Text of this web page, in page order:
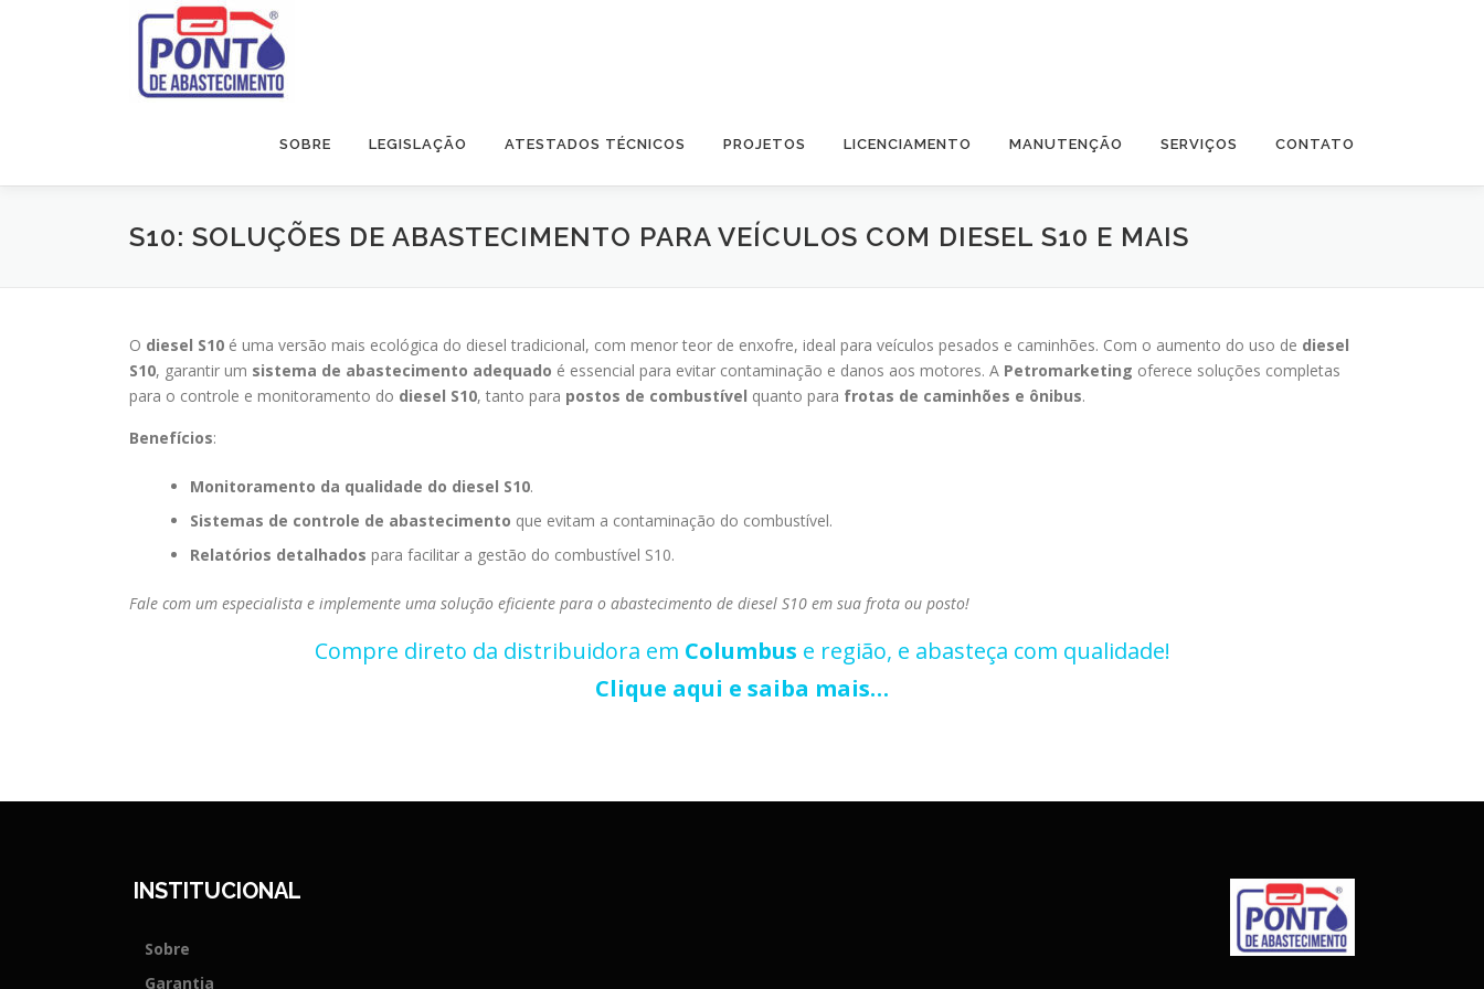
SOBRE LEGISLAÇÃO ATESTADOS TÉCNICOS PROJETOS LICENCIAMENTO MANUTENÇÃO SERVIÇOS CONTATO
S10: SOLUÇÕES DE ABASTECIMENTO PARA VEÍCULOS COM DIESEL S10 E MAIS
O diesel S10 é uma versão mais ecológica do diesel tradicional, com menor teor de enxofre, ideal para veículos pesados e caminhões. Com o aumento do uso de diesel
S10, garantir um sistema de abastecimento adequado é essencial para evitar contaminação e danos aos motores. A Petromarketing oferece soluções completas
para o controle e monitoramento do diesel S10, tanto para postos de combustível quanto para frotas de caminhões e ônibus.
Benefícios:
Monitoramento da qualidade do diesel S10.
Sistemas de controle de abastecimento que evitam a contaminação do combustível.
Relatórios detalhados para facilitar a gestão do combustível S10.
Fale com um especialista e implemente uma solução eficiente para o abastecimento de diesel S10 em sua frota ou posto!
Compre direto da distribuidora em Columbus e região, e abasteça com qualidade!
Clique aqui e saiba mais…
INSTITUCIONAL
Sobre
Garantia